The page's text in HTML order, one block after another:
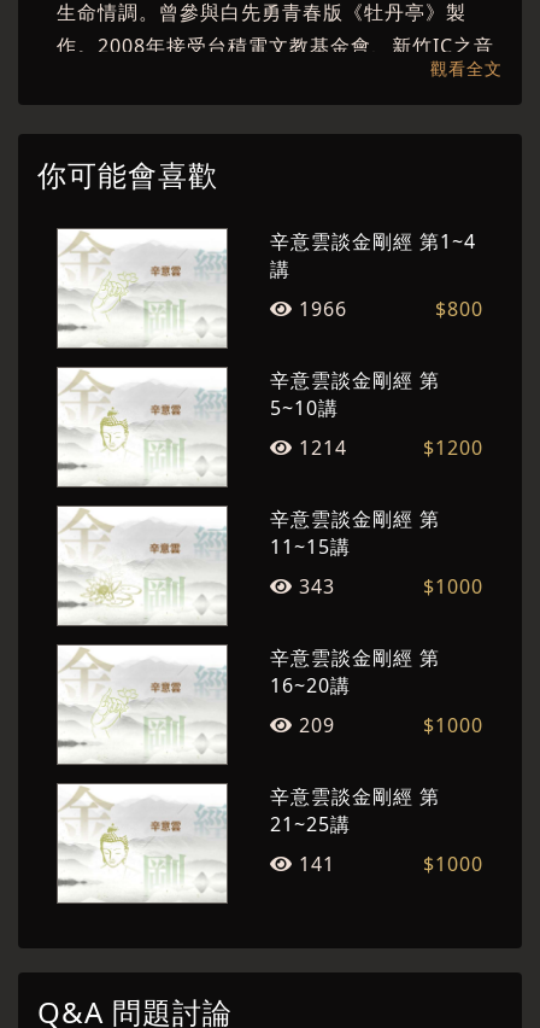
生命情調。曾參與白先勇青春版《牡丹亭》製
作。2008年接受台積電文教基金會、新竹IC之音
廣播電台的共同邀請，開設《論語辛說》節目，
以深入淺說的方式詮釋孔子語錄，頗受各界好
推出《論語辛說》、《莊子辛說》系列有聲作
學社達四十餘載，以結合國際時事、文學、哲學
講說國學經典，開啟心智與潛能，許多學生至今
仍感念。
觀看全文
你可能會喜歡
辛意雲談金剛經 第1~4
講
1966
$800
辛意雲談金剛經 第
5~10講
1214
$1200
辛意雲談金剛經 第
11~15講
343
$1000
辛意雲談金剛經 第
16~20講
209
$1000
辛意雲談金剛經 第
21~25講
141
$1000
Q&A 問題討論